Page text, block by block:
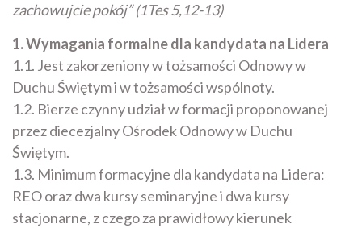
zachowujcie pokój” (1Tes 5,12-13)
1. Wymagania formalne dla kandydata na Lidera
1.1. Jest zakorzeniony w tożsamości Odnowy w
Duchu Świętym i w tożsamości wspólnoty.
1.2. Bierze czynny udział w formacji proponowanej
przez diecezjalny Ośrodek Odnowy w Duchu
Świętym.
1.3. Minimum formacyjne dla kandydata na Lidera:
REO oraz dwa kursy seminaryjne i dwa kursy
stacjonarne, z czego za prawidłowy kierunek